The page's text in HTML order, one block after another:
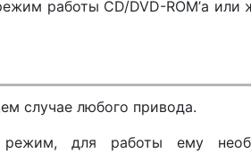
работы CD/DVD-ROM’а или
случае любого привода.
для работы ему